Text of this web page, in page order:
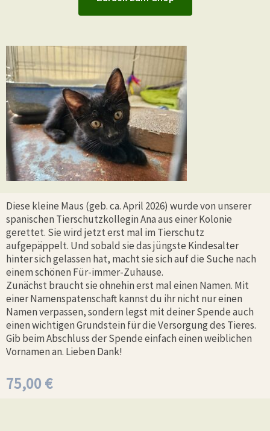
Diese kleine Maus (geb. ca. April 2026) wurde von unserer
spanischen Tierschutzkollegin Ana aus einer Kolonie
gerettet. Sie wird jetzt erst mal im Tierschutz
aufgepäppelt. Und sobald sie das jüngste Kindesalter
hinter sich gelassen hat, macht sie sich auf die Suche nach
einem schönen Für-immer-Zuhause.
Zunächst braucht sie ohnehin erst mal einen Namen. Mit
einer Namenspatenschaft kannst du ihr nicht nur einen
Namen verpassen, sondern legst mit deiner Spende auch
einen wichtigen Grundstein für die Versorgung des Tieres.
Gib beim Abschluss der Spende einfach einen weiblichen
Vornamen an. Lieben Dank!
75,00 €